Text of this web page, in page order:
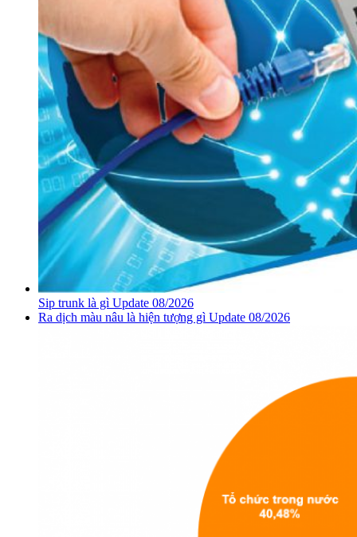
Sip trunk là gì Update 08/2026
Ra dịch màu nâu là hiện tượng gì Update 08/2026